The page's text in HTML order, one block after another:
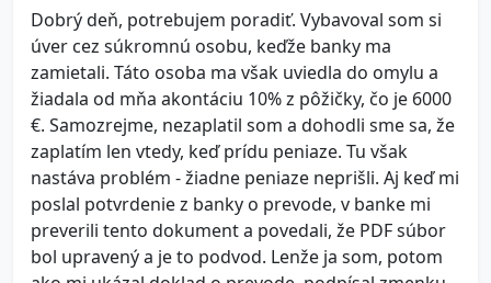
Dobrý deň, potrebujem poradiť. Vybavoval som si
úver cez súkromnú osobu, keďže banky ma
zamietali. Táto osoba ma však uviedla do omylu a
žiadala od mňa akontáciu 10% z pôžičky, čo je 6000
€. Samozrejme, nezaplatil som a dohodli sme sa, že
zaplatím len vtedy, keď prídu peniaze. Tu však
nastáva problém - žiadne peniaze neprišli. Aj keď mi
poslal potvrdenie z banky o prevode, v banke mi
preverili tento dokument a povedali, že PDF súbor
bol upravený a je to podvod. Lenže ja som, potom